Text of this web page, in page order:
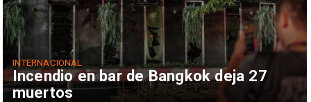
Incendio en bar de Bangkok deja 27
muertos
INTERNACIONAL